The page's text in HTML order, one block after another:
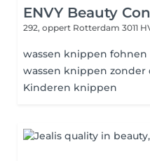
ENVY Beauty
292, oppert Rotterdam 3011
wassen knippen fohnen
wassen knippen zonder
Kinderen knippen